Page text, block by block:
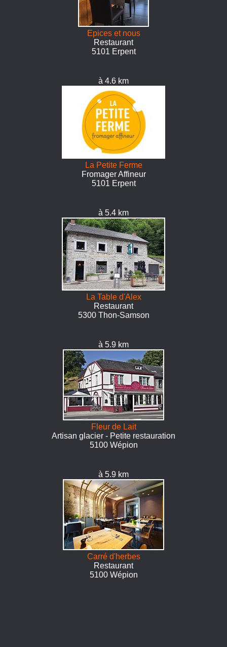
Epices et nous
Restaurant
5101 Erpent
à 4.6 km
La Petite Ferme
Fromager Affineur
5101 Erpent
à 5.4 km
La Table d'Alex
Restaurant
5300 Thon-Samson
à 5.9 km
Fleur de Lait
Artisan glacier - Petite restauration
5100 Wépion
à 5.9 km
Carré d'herbes
Restaurant
5100 Wépion